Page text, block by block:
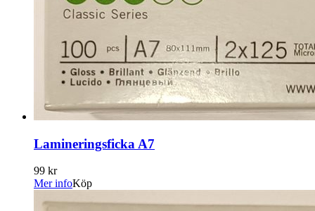
Lamineringsficka A7
99 kr
Mer infoKöp